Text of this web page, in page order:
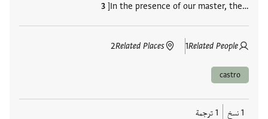
]In the presence of our master, the…
Related People
1
Related Places
2
castro
1 نسخ 1 ترجمة